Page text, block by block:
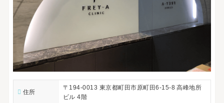
住所
〒194-0013 東京都町田市原町田6-15-8 高峰地所
ビル 4階